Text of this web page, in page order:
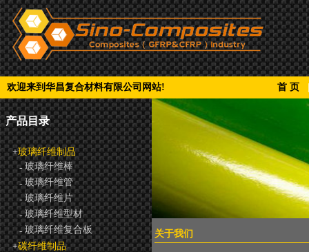
欢迎来到华昌复合材料有限公司网站! 首 页
产品目录
+玻璃纤维制品
- 玻璃纤维棒
- 玻璃纤维管
- 玻璃纤维片
- 玻璃纤维型材
- 玻璃纤维复合板
+碳纤维制品
关于我们